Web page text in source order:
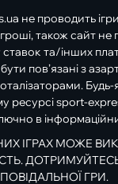
не проводить
також сайт не
та/інших
пов’язані з
Будь-
ресурсі sport-
в
ІГРАХ МОЖЕ
ГРИ.